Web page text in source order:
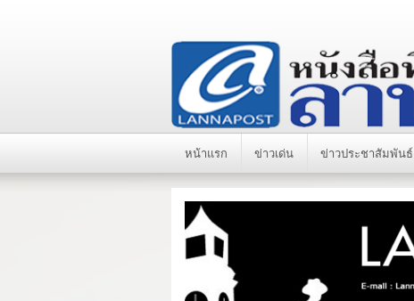
หน้าแรก ข่าวเด่น ข่าวประชาสัมพันธ์